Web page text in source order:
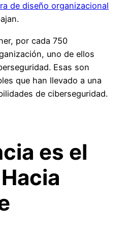
de diseño organizacional
por cada 750
uno de ellos
Esas son
que han llevado a una
de ciberseguridad.
es el